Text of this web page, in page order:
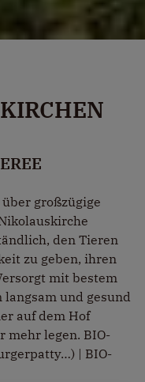
großzügige
den Tieren
zu geben, ihren
mit bestem
und gesund
auf dem Hof
mehr legen. BIO-
| BIO-